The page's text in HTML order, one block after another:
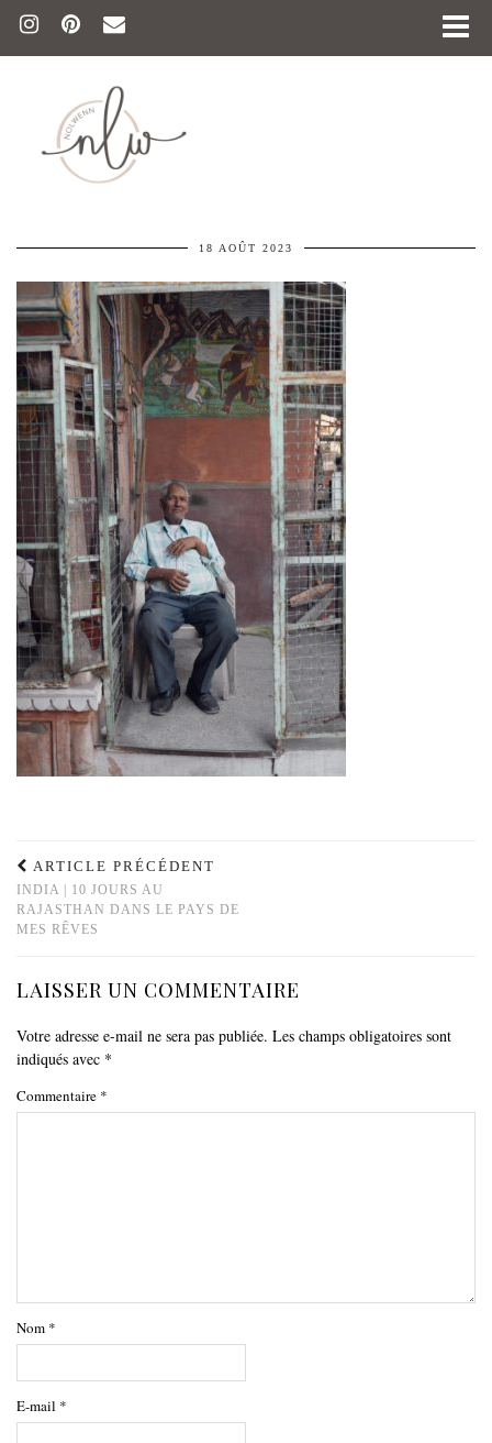
18 AOÛT 2023
ARTICLE PRÉCÉDENT
INDIA | 10 JOURS AU
RAJASTHAN DANS LE PAYS DE
MES RÊVES
LAISSER UN COMMENTAIRE
Votre adresse e-mail ne sera pas publiée. Les champs obligatoires sont
indiqués avec *
Commentaire *
Nom *
E-mail *